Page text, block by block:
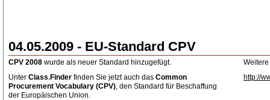
04.05.2009 - EU-Standard CPV
CPV 2008 wurde als neuer Standard hinzugefügt.
Unter Class.Finder finden Sie jetzt auch das Common
Procurement Vocabulary (CPV), den Standard für Beschaffung
der Europäischen Union.
http://